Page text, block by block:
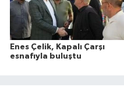
Enes Çelik, Kapalı Çarşı
esnafıyla buluştu